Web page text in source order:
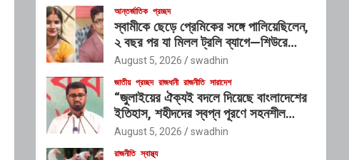
আন্তর্জাতিক প্রচ্ছদ
স্বামীকে ছেড়ে প্রেমিকের সঙ্গে পালিয়েছিলেন,
২ বছর পর যা মিলল ট্রলি ব্যাগে—শিউরে
উঠছে সবাই
August 5, 2026 swadhin
জাতীয় প্রচ্ছদ রাজধানী রাজনীতি সারাদেশ
“জুলাইয়ের ঐক্যই বদলে দিয়েছে বাংলাদেশের
ইতিহাস, শহীদদের স্বপ্ন পূরণে সহনশীল
গণতন্ত্রের বিকল্প নেই” : রাশেদ খাঁন
August 5, 2026 swadhin
রাজনীতি স্বাস্থ্য